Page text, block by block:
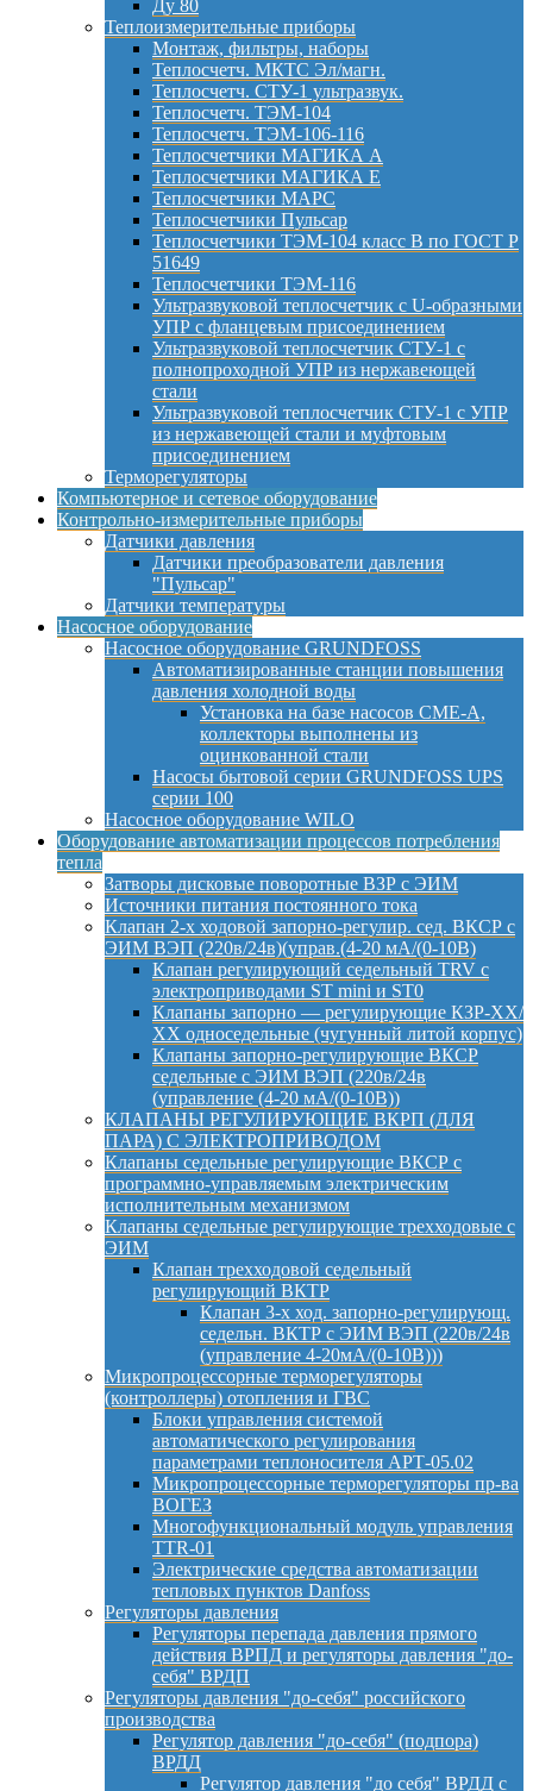
Ду 80
Теплоизмерительные приборы
Монтаж, фильтры, наборы
Теплосчетч. МКТС Эл/магн.
Теплосчетч. СТУ-1 ультразвук.
Теплосчетч. ТЭМ-104
Теплосчетч. ТЭМ-106-116
Теплосчетчики МАГИКА А
Теплосчетчики МАГИКА Е
Теплосчетчики МАРС
Теплосчетчики Пульсар
Теплосчетчики ТЭМ-104 класс B по ГОСТ Р
51649
Теплосчетчики ТЭМ-116
Ультразвуковой теплосчетчик с U-образными
УПР с фланцевым присоединением
Ультразвуковой теплосчетчик СТУ-1 с
полнопроходной УПР из нержавеющей
стали
Ультразвуковой теплосчетчик СТУ-1 с УПР
из нержавеющей стали и муфтовым
присоединением
Терморегуляторы
Компьютерное и сетевое оборудование
Контрольно-измерительные приборы
Датчики давления
Датчики преобразователи давления
"Пульсар"
Датчики температуры
Насосное оборудование
Насосное оборудование GRUNDFOSS
Автоматизированные станции повышения
давления холодной воды
Установка на базе насосов CME-A,
коллекторы выполнены из
оцинкованной стали
Насосы бытовой серии GRUNDFOSS UPS
серии 100
Насосное оборудование WILO
Оборудование автоматизации процессов потребления
тепла
Затворы дисковые поворотные ВЗР с ЭИМ
Источники питания постоянного тока
Клапан 2-х ходовой запорно-регулир. сед. ВКСР с
ЭИМ ВЭП (220в/24в)(управ.(4-20 мА/(0-10В)
Клапан регулирующий седельный TRV с
электроприводами ST mini и ST0
Клапаны запорно — регулирующие КЗР-ХХ/
ХХ односедельные (чугунный литой корпус)
Клапаны запорно-регулирующие ВКСР
седельные с ЭИМ ВЭП (220в/24в
(управление (4-20 мА/(0-10В))
КЛАПАНЫ РЕГУЛИРУЮЩИЕ ВКРП (ДЛЯ
ПАРА) С ЭЛЕКТРОПРИВОДОМ
Клапаны седельные регулирующие ВКСР с
программно-управляемым электрическим
исполнительным механизмом
Клапаны седельные регулирующие трехходовые с
ЭИМ
Клапан трехходовой седельный
регулирующий ВКТР
Клапан 3-х ход. запорно-регулирующ.
седельн. ВКТР с ЭИМ ВЭП (220в/24в
(управление 4-20мА/(0-10В)))
Микропроцессорные терморегуляторы
(контроллеры) отопления и ГВС
Блоки управления системой
автоматического регулирования
параметрами теплоносителя АРТ-05.02
Микропроцессорные терморегуляторы пр-ва
ВОГЕЗ
Многофункциональный модуль управления
TTR-01
Электрические средства автоматизации
тепловых пунктов Danfoss
Регуляторы давления
Регуляторы перепада давления прямого
действия ВРПД и регуляторы давления "до-
себя" ВРДП
Регуляторы давления "до-себя" российского
производства
Регулятор давления "до-себя" (подпора)
ВРДД
Регулятор давления "до себя" ВРДД с